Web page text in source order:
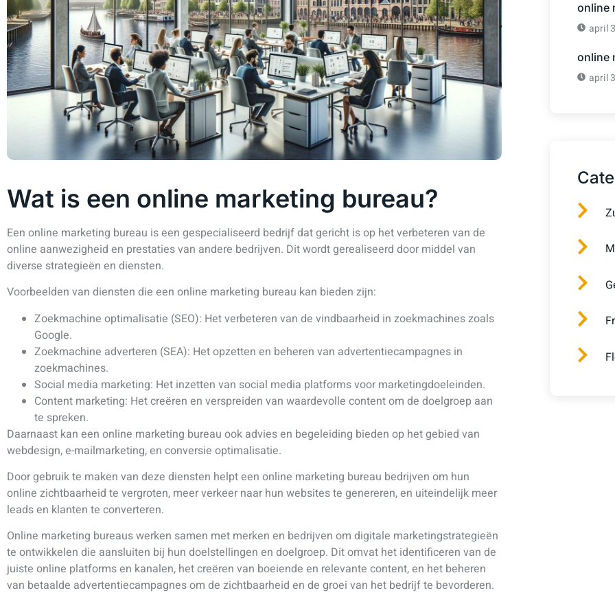
Wat is een online marketing bureau?
Een online marketing bureau is een gespecialiseerd bedrijf dat gericht is op het verbeteren van de
online aanwezigheid en prestaties van andere bedrijven. Dit wordt gerealiseerd door middel van
diverse strategieën en diensten.
Voorbeelden van diensten die een online marketing bureau kan bieden zijn:
Zoekmachine optimalisatie (SEO): Het verbeteren van de vindbaarheid in zoekmachines zoals
Google.
Zoekmachine adverteren (SEA): Het opzetten en beheren van advertentiecampagnes in
zoekmachines.
Social media marketing: Het inzetten van social media platforms voor marketingdoeleinden.
Content marketing: Het creëren en verspreiden van waardevolle content om de doelgroep aan
te spreken.
Daarnaast kan een online marketing bureau ook advies en begeleiding bieden op het gebied van
webdesign, e-mailmarketing, en conversie optimalisatie.
Door gebruik te maken van deze diensten helpt een online marketing bureau bedrijven om hun
online zichtbaarheid te vergroten, meer verkeer naar hun websites te genereren, en uiteindelijk meer
leads en klanten te converteren.
Online marketing bureaus werken samen met merken en bedrijven om digitale marketingstrategieën
te ontwikkelen die aansluiten bij hun doelstellingen en doelgroep. Dit omvat het identificeren van de
juiste online platforms en kanalen, het creëren van boeiende en relevante content, en het beheren
van betaalde advertentiecampagnes om de zichtbaarheid en de groei van het bedrijf te bevorderen.
online
april
online
april